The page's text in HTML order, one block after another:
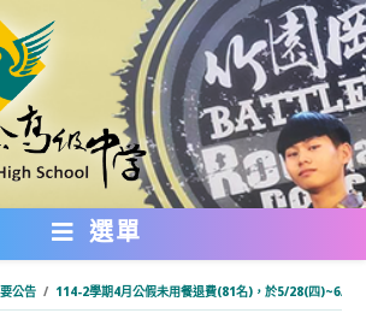
選單
公告 / 114-2學期4月公假未用餐退費(81名)，於5/28(四)~6/3(